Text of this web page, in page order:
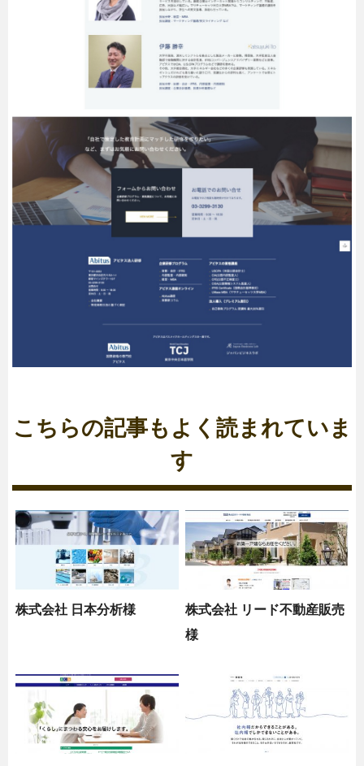
こちらの記事もよく読まれていま
す
株式会社 日本分析様
株式会社 リード不動産販売
様